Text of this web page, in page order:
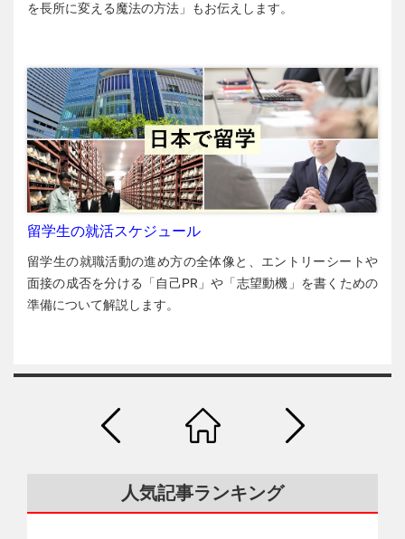
を長所に変える魔法の方法」もお伝えします。
留学生の就活スケジュール
留学生の就職活動の進め方の全体像と、エントリーシートや
面接の成否を分ける「自己PR」や「志望動機」を書くための
準備について解説します。
人気記事ランキング